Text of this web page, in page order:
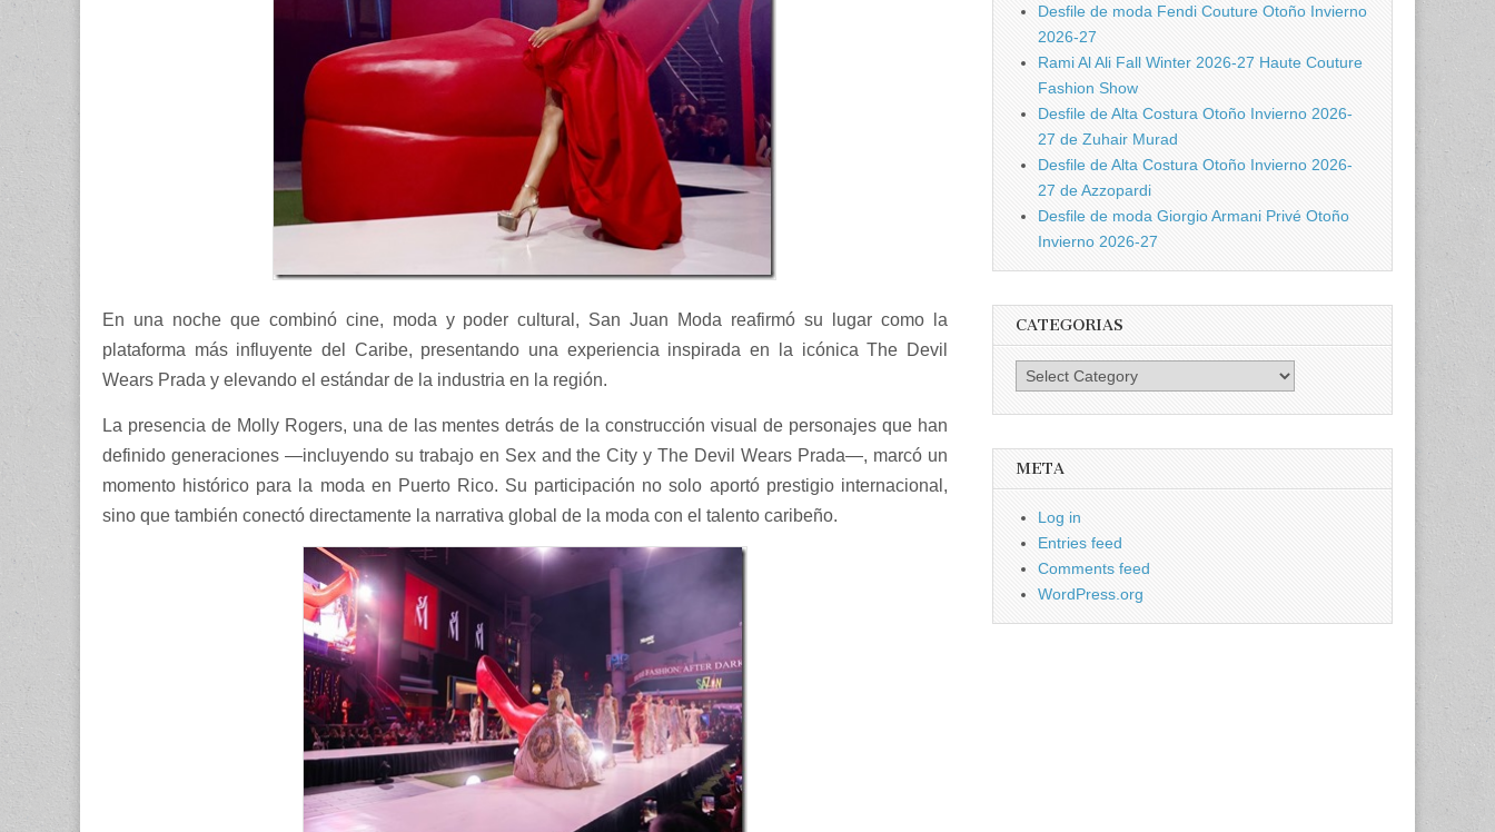
En una noche que combinó cine, moda y poder cultural, San Juan Moda reafirmó su lugar como la
plataforma más influyente del Caribe, presentando una experiencia inspirada en la icónica The Devil
Wears Prada y elevando el estándar de la industria en la región.
La presencia de Molly Rogers, una de las mentes detrás de la construcción visual de personajes que han
definido generaciones —incluyendo su trabajo en Sex and the City y The Devil Wears Prada—, marcó un
momento histórico para la moda en Puerto Rico. Su participación no solo aportó prestigio internacional,
sino que también conectó directamente la narrativa global de la moda con el talento caribeño.
Desfile de moda Fendi Couture Otoño Invierno
2026-27
Rami Al Ali Fall Winter 2026-27 Haute Couture
Fashion Show
Desfile de Alta Costura Otoño Invierno 2026-
27 de Zuhair Murad
Desfile de Alta Costura Otoño Invierno 2026-
27 de Azzopardi
Desfile de moda Giorgio Armani Privé Otoño
Invierno 2026-27
CATEGORIAS
Categorias
META
Log in
Entries feed
Comments feed
WordPress.org